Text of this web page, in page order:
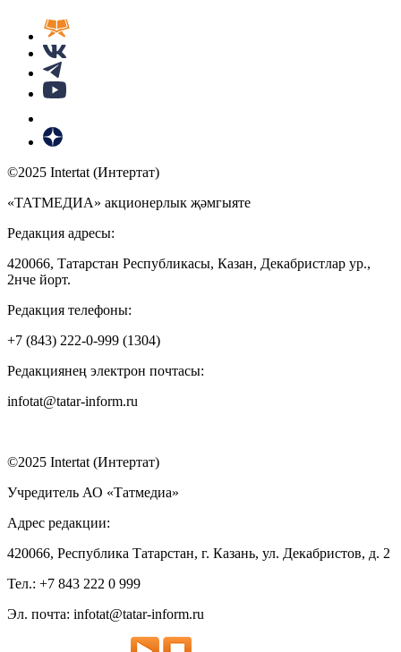
©2025 Intertat (Интертат)
«ТАТМЕДИА» акционерлык җәмгыяте
Редакция адресы:
420066, Татарстан Республикасы, Казан, Декабристлар ур.,
2нче йорт.
Редакция телефоны:
+7 (843) 222-0-999 (1304)
Редакциянең электрон почтасы:
infotat@tatar-inform.ru
©2025 Intertat (Интертат)
Учредитель АО «Татмедиа»
Адрес редакции:
420066, Республика Татарстан, г. Казань, ул. Декабристов, д. 2
Тел.: +7 843 222 0 999
Эл. почта: infotat@tatar-inform.ru